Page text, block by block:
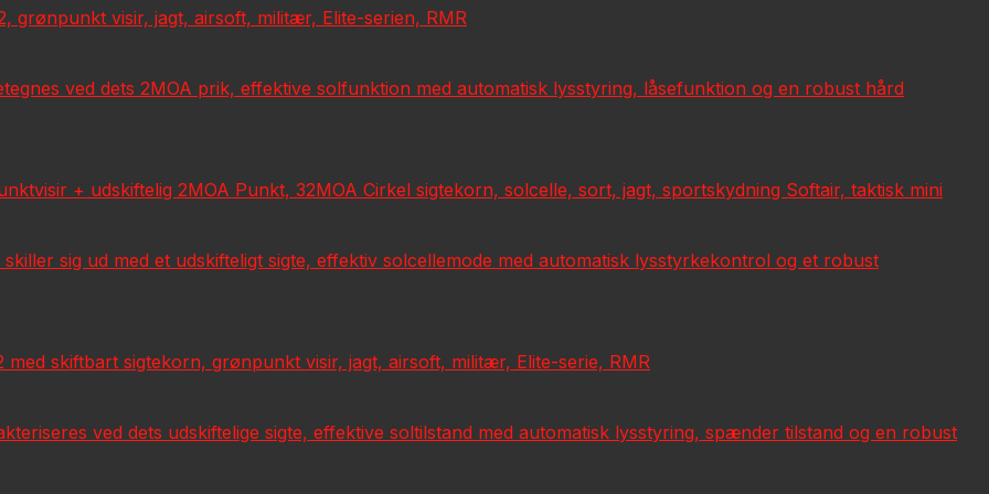
grønpunkt visir, jagt, airsoft, militær, Elite-serien, RMR
ved dets 2MOA prik, effektive solfunktion med automatisk lysstyring, låsefunktion og en robust hård
+ udskiftelig 2MOA Punkt, 32MOA Cirkel sigtekorn, solcelle, sort, jagt, sportskydning Softair, taktisk mini
sig ud med et udskifteligt sigte, effektiv solcellemode med automatisk lysstyrkekontrol og et robust
skiftbart sigtekorn, grønpunkt visir, jagt, airsoft, militær, Elite-serie, RMR
ved dets udskiftelige sigte, effektive soltilstand med automatisk lysstyring, spænder tilstand og en robust